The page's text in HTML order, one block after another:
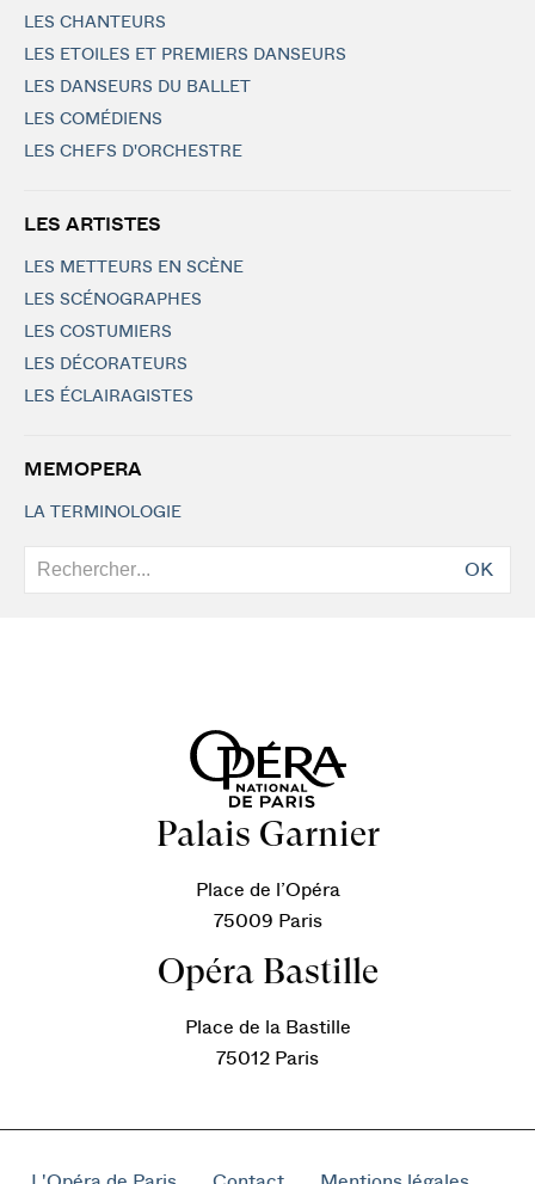
LES CHANTEURS
LES ETOILES ET PREMIERS DANSEURS
LES DANSEURS DU BALLET
LES COMÉDIENS
LES CHEFS D'ORCHESTRE
LES ARTISTES
LES METTEURS EN SCÈNE
LES SCÉNOGRAPHES
LES COSTUMIERS
LES DÉCORATEURS
LES ÉCLAIRAGISTES
MEMOPERA
LA TERMINOLOGIE
OK
Palais Garnier
Place de l’Opéra
75009 Paris
Opéra Bastille
Place de la Bastille
75012 Paris